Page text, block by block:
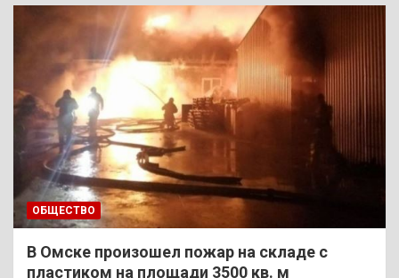
ОБЩЕСТВО
В Омске произошел пожар на складе с
пластиком на площади 3500 кв. м